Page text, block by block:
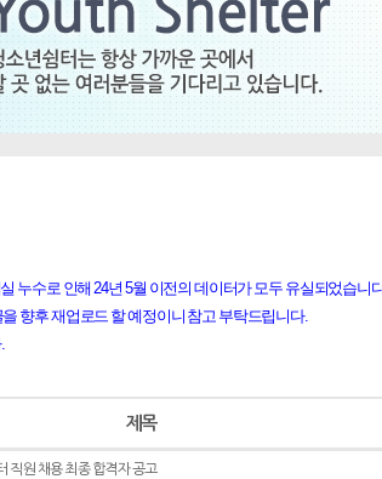
누수로 인해 24년 5월 이전의 데이터가 모두 유실되었습니
향후 재업로드 할 예정이니 참고 부탁드립니다.
제목
직원 채용 최종 합격자 공고